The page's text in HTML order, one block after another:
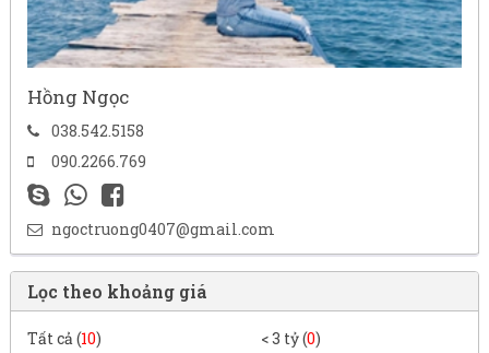
Hồng Ngọc
038.542.5158
090.2266.769
ngoctruong0407@gmail.com
Lọc theo khoảng giá
Tất cả (10) < 3 tỷ (0)